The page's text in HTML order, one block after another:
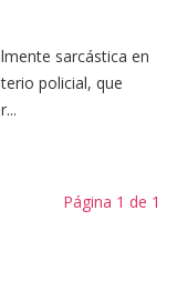
sarcástica en
policial, que
Página 1 de 1